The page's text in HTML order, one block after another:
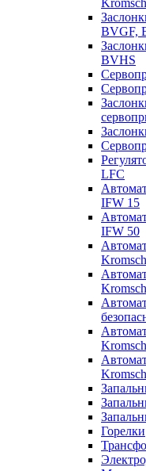
BVGF,
BVHS
LFC
IFW 15
IFW 50
Горелки